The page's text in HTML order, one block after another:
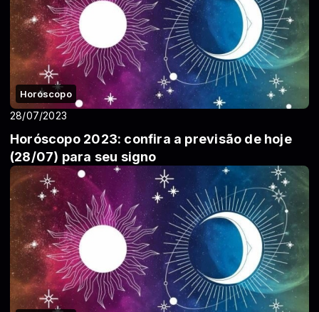
Horóscopo
28/07/2023
Horóscopo 2023: confira a previsão de hoje
(28/07) para seu signo